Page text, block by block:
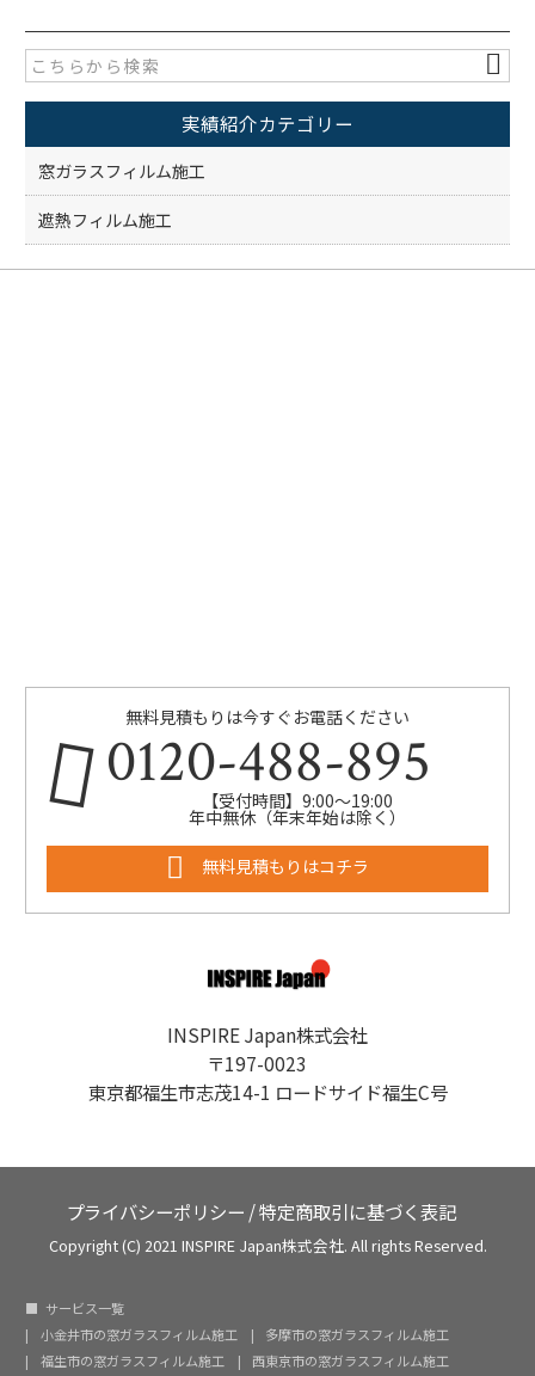
e
b
o
o
k
er
実績紹介カテゴリー
窓ガラスフィルム施工
遮熱フィルム施工
無料見積もりは今すぐお電話ください
0120-488-895
【受付時間】9:00～19:00
年中無休（年末年始は除く）
無料見積もりはコチラ
INSPIRE Japan株式会社
〒197-0023
東京都福生市志茂14-1 ロードサイド福生C号
プライバシーポリシー /特定商取引に基づく表記
Copyright (C) 2021 INSPIRE Japan株式会社. All rights Reserved.
サービス一覧
小金井市の窓ガラスフィルム施工
多摩市の窓ガラスフィルム施工
福生市の窓ガラスフィルム施工
西東京市の窓ガラスフィルム施工